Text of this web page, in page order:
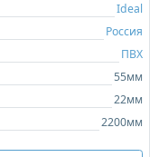
Ideal
Россия
ПВХ
55мм
22мм
2200мм